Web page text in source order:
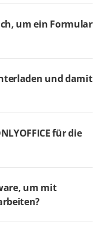
um ein Formular
und damit
für die
um mit